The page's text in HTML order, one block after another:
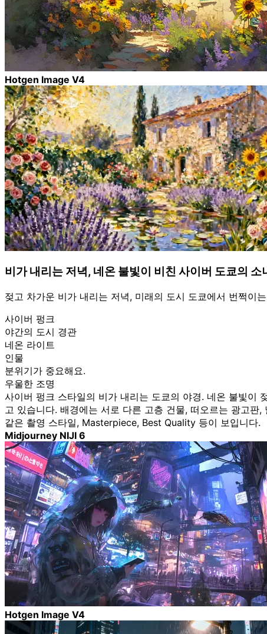
Hotgen Image V4
비가 내리는 저녁, 네온 불빛이 비친 사이버 도쿄의 소
젖고 차가운 비가 내리는 저녁, 미래의 도시 도쿄에서 번쩍이
사이버 펑크
야간의 도시 경관
네온 라이트
인물
분위기가 중요해요.
우울한 조명
사이버 펑크 스타일의 비가 내리는 도쿄의 야경. 네온 불빛이
고 있습니다. 배경에는 서로 다른 고층 건물, 떠오르는 광고
같은 촬영 스타일, Masterpiece, Best Quality 등이 보입니다.
Midjourney NIJI 6
Hotgen Image V4